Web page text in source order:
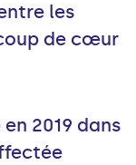
les
de cœur
2019 dans